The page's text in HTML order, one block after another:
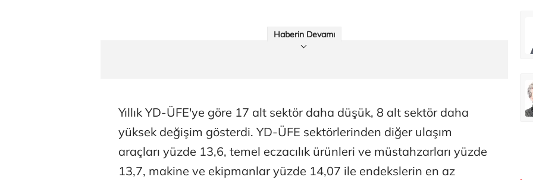
Haberin Devamı
Yıllık YD-ÜFE'ye göre 17 alt sektör daha düşük, 8 alt sektör daha
yüksek değişim gösterdi. YD-ÜFE sektörlerinden diğer ulaşım
araçları yüzde 13,6, temel eczacılık ürünleri ve müstahzarları yüzde
13,7, makine ve ekipmanlar yüzde 14,07 ile endekslerin en az